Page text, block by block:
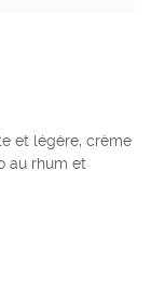
et légère, crème
au rhum et